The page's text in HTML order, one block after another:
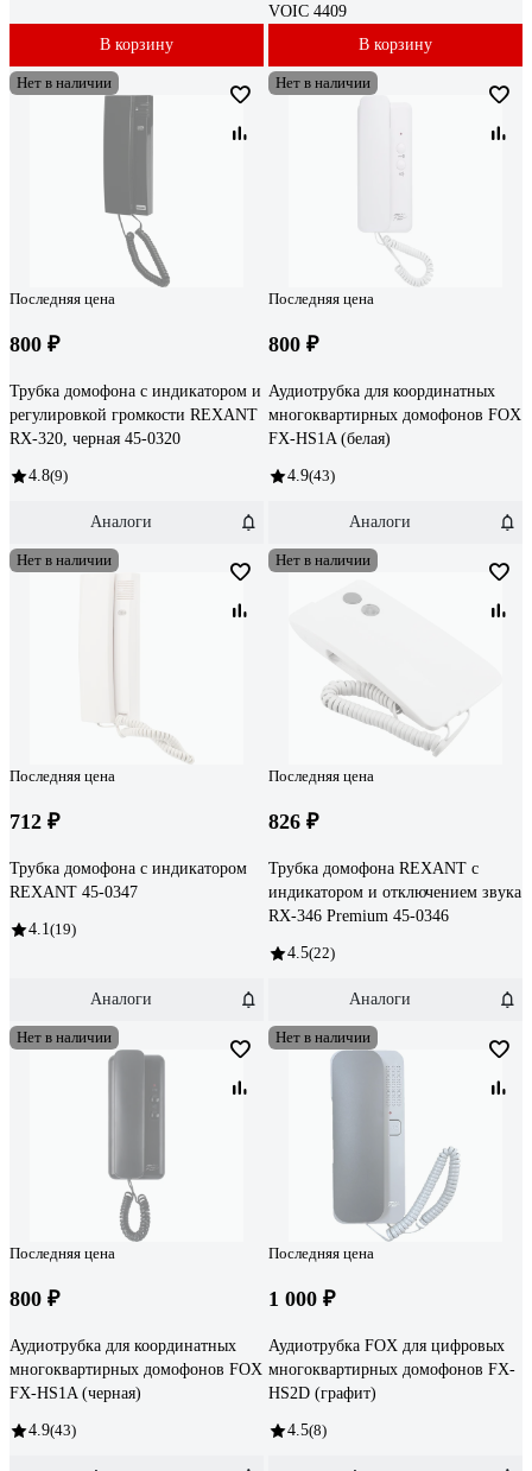
В корзину
VOIC 4409
В корзину
Нет в наличии
Последняя цена
800 ₽
Трубка домофона с индикатором и
регулировкой громкости REXANT
RX-320, черная 45-0320
4.8(9)
Аналоги
Нет в наличии
Последняя цена
800 ₽
Аудиотрубка для координатных
многоквартирных домофонов FOX
FX-HS1A (белая)
4.9(43)
Аналоги
Нет в наличии
Последняя цена
712 ₽
Трубка домофона с индикатором
REXANT 45-0347
4.1 (19)
Аналоги
Нет в наличии
Последняя цена
826 ₽
Трубка домофона REXANT с
индикатором и отключением звука
RX-346 Premium 45-0346
4.5(22)
Аналоги
Нет в наличии
Последняя цена
800 ₽
Аудиотрубка для координатных
многоквартирных домофонов FOX
FX-HS1A (черная)
4.9(43)
Нет в наличии
Последняя цена
1 000 ₽
Аудиотрубка FOX для цифровых
многоквартирных домофонов FX-
HS2D (графит)
4.5(8)